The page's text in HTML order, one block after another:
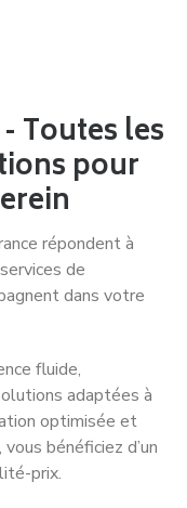
Toutes les
pour
répondent à
de
dans votre
fluide,
adaptées à
optimisée et
bénéficiez d’un
prix.